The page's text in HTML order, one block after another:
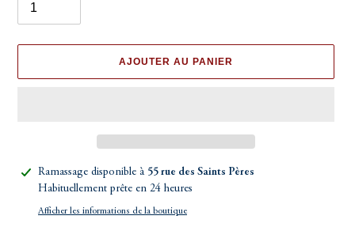
AJOUTER AU PANIER
Ajout
produit
Ramassage disponible à 55 rue des Saints Pères
Habituellement prête en 24 heures
Afficher les informations de la boutique